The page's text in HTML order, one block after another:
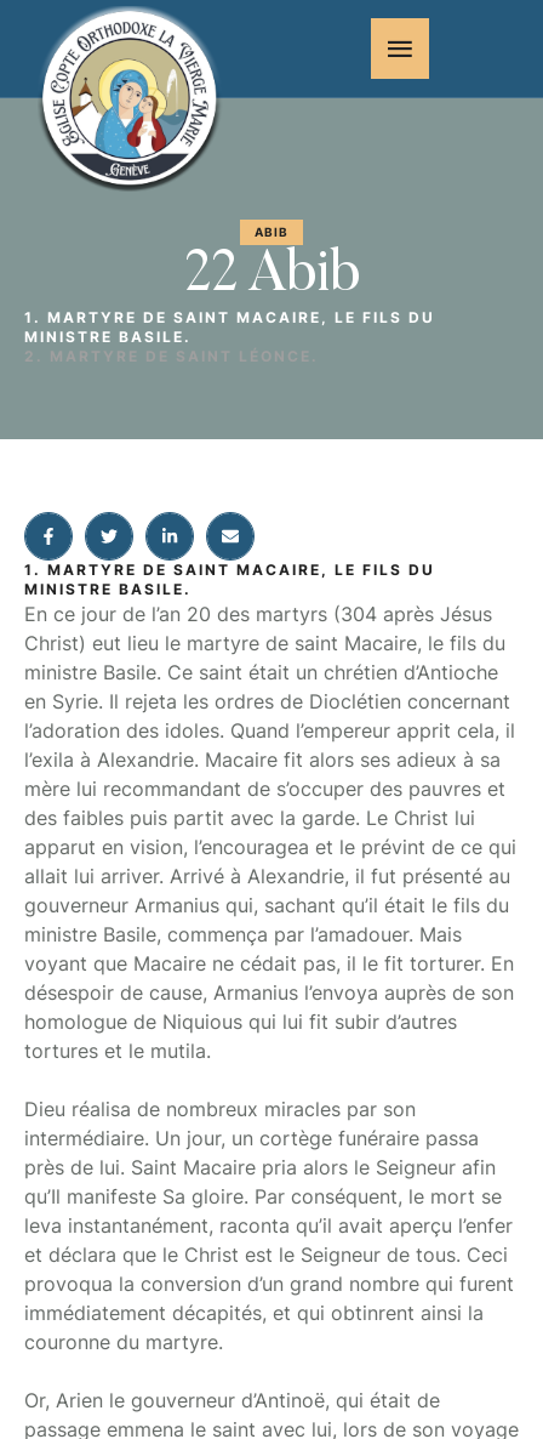
ABIB
22 Abib
1. MARTYRE DE SAINT MACAIRE, LE FILS DU
MINISTRE BASILE.
2. MARTYRE DE SAINT LÉONCE.
1. MARTYRE DE SAINT MACAIRE, LE FILS DU
MINISTRE BASILE.
En ce jour de l’an 20 des martyrs (304 après Jésus
Christ) eut lieu le martyre de saint Macaire, le fils du
ministre Basile. Ce saint était un chrétien d’Antioche
en Syrie. Il rejeta les ordres de Dioclétien concernant
l’adoration des idoles. Quand l’empereur apprit cela, il
l’exila à Alexandrie. Macaire fit alors ses adieux à sa
mère lui recommandant de s’occuper des pauvres et
des faibles puis partit avec la garde. Le Christ lui
apparut en vision, l’encouragea et le prévint de ce qui
allait lui arriver. Arrivé à Alexandrie, il fut présenté au
gouverneur Armanius qui, sachant qu’il était le fils du
ministre Basile, commença par l’amadouer. Mais
voyant que Macaire ne cédait pas, il le fit torturer. En
désespoir de cause, Armanius l’envoya auprès de son
homologue de Niquious qui lui fit subir d’autres
tortures et le mutila.
Dieu réalisa de nombreux miracles par son
intermédiaire. Un jour, un cortège funéraire passa
près de lui. Saint Macaire pria alors le Seigneur afin
qu’Il manifeste Sa gloire. Par conséquent, le mort se
leva instantanément, raconta qu’il avait aperçu l’enfer
et déclara que le Christ est le Seigneur de tous. Ceci
provoqua la conversion d’un grand nombre qui furent
immédiatement décapités, et qui obtinrent ainsi la
couronne du martyre.
Or, Arien le gouverneur d’Antinoë, qui était de
passage emmena le saint avec lui, lors de son voyage